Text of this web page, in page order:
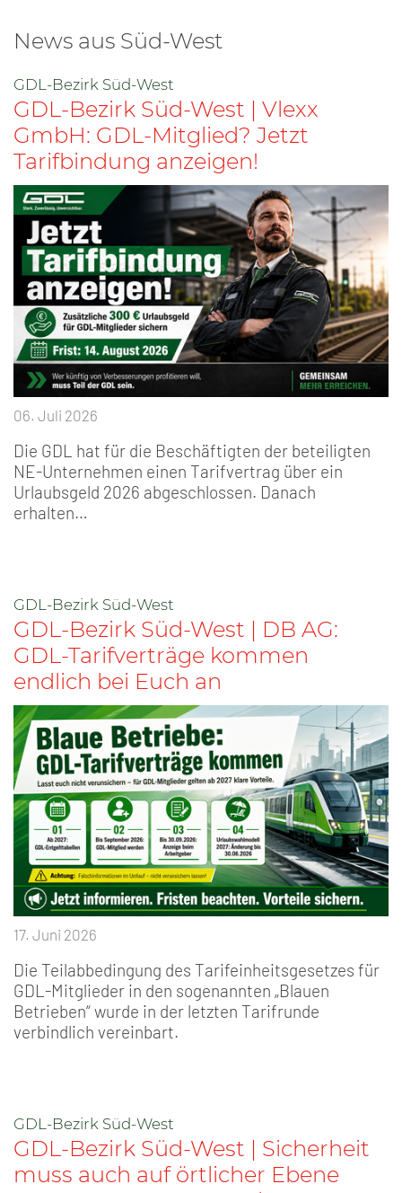
News aus Süd-West
GDL-Bezirk Süd-West
GDL-Bezirk Süd-West | Vlexx
GmbH: GDL-Mitglied? Jetzt
Tarifbindung anzeigen!
06. Juli 2026
Die GDL hat für die Beschäftigten der beteiligten
NE-Unternehmen einen Tarifvertrag über ein
Urlaubsgeld 2026 abgeschlossen. Danach
erhalten…
GDL-Bezirk Süd-West
GDL-Bezirk Süd-West | DB AG:
GDL-Tarifverträge kommen
endlich bei Euch an
17. Juni 2026
Die Teilabbedingung des Tarifeinheitsgesetzes für
GDL-Mitglieder in den sogenannten „Blauen
Betrieben“ wurde in der letzten Tarifrunde
verbindlich vereinbart.
GDL-Bezirk Süd-West
GDL-Bezirk Süd-West | Sicherheit
muss auch auf örtlicher Ebene